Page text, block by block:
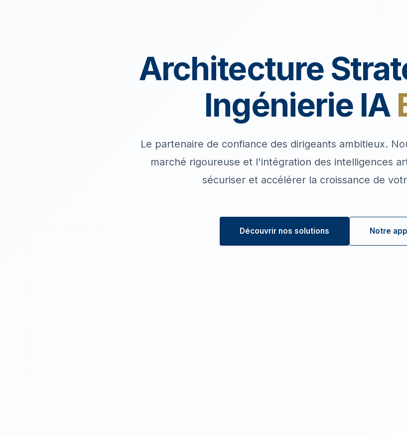
Architecture
Ingénierie IA
Le partenaire de confiance des dirigeants ambitieux.
marché rigoureuse et l'intégration des intelligences
sécuriser et accélérer la croissance de
Découvrir nos solutions Notre